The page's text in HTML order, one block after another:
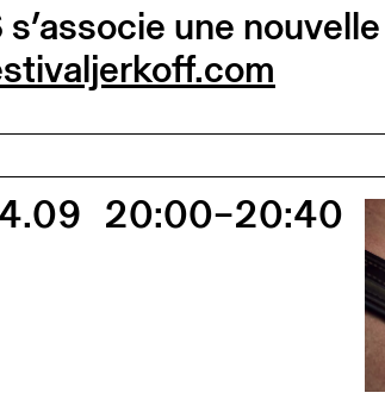
s’associe une
20:00–20:40